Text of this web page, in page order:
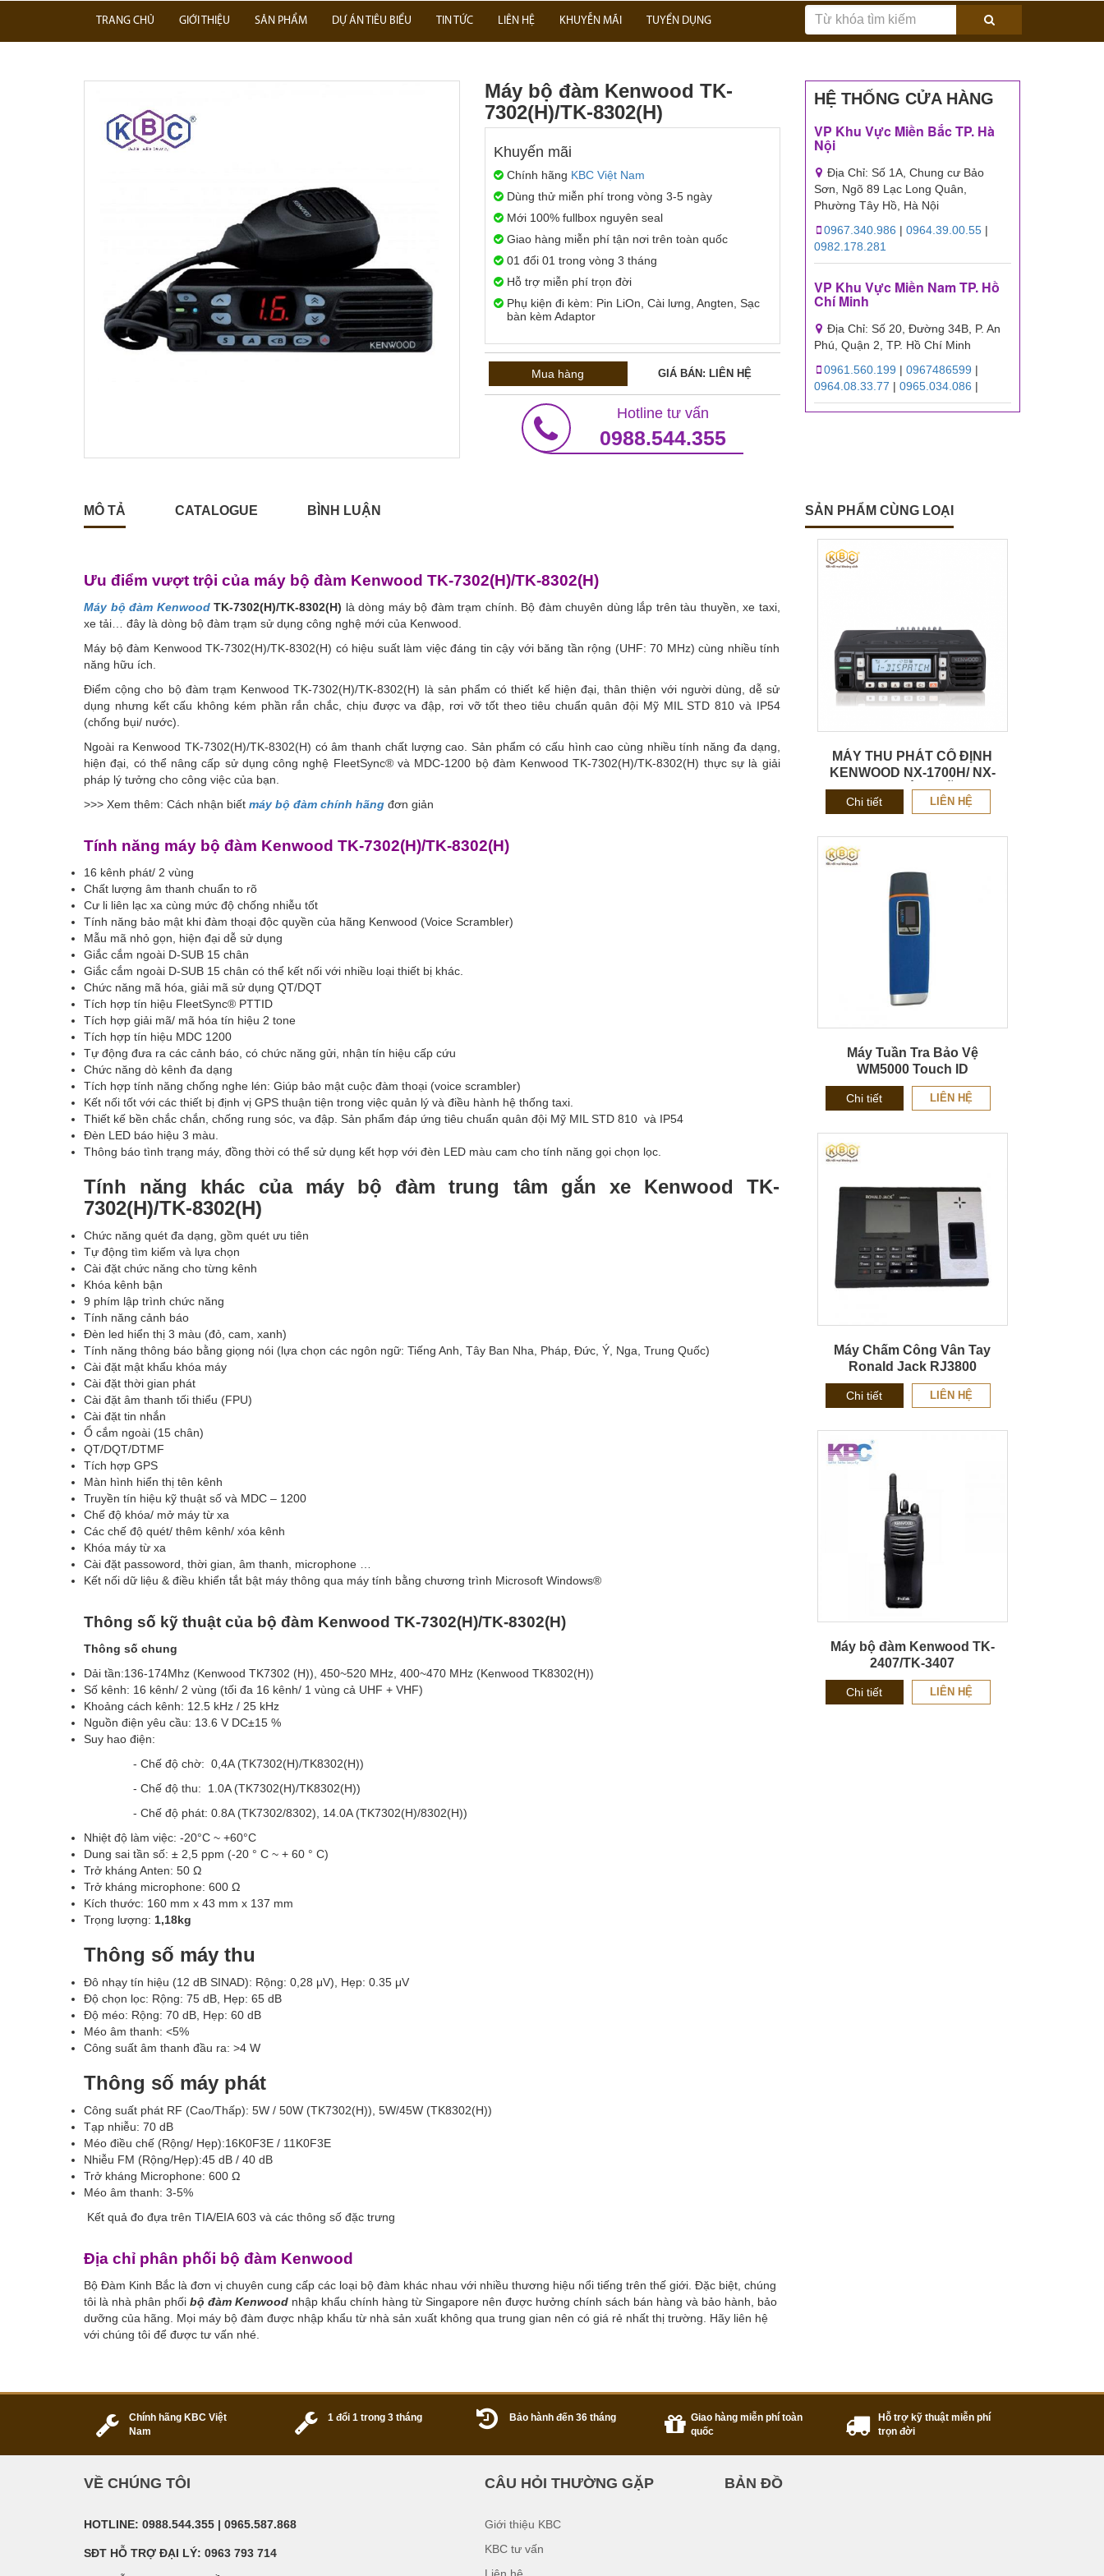
TRANG CHỦ GIỚI THIỆU SẢN PHẨM DỰ ÁN TIÊU BIỂU TIN TỨC LIÊN HỆ KHUYỄN MÃI TUYỂN DỤNG
Máy bộ đàm Kenwood TK-
7302(H)/TK-8302(H)
Khuyến mãi
Chính hãng KBC Việt Nam
Dùng thử miễn phí trong vòng 3-5 ngày
Mới 100% fullbox nguyên seal
Giao hàng miễn phí tận nơi trên toàn quốc
01 đổi 01 trong vòng 3 tháng
Hỗ trợ miễn phí trọn đời
Phụ kiện đi kèm: Pin LiOn, Cài lưng, Angten, Sạc
bàn kèm Adaptor
Mua hàng GIÁ BÁN: LIÊN HỆ
Hotline tư vấn
0988.544.355
HỆ THỐNG CỬA HÀNG
VP Khu Vực Miền Bắc TP. Hà
Nội
Địa Chỉ: Số 1A, Chung cư Bảo
Sơn, Ngõ 89 Lạc Long Quân,
Phường Tây Hồ, Hà Nội
0967.340.986 | 0964.39.00.55|
0982.178.281
VP Khu Vực Miền Nam TP. Hồ
Chí Minh
Địa Chỉ: Số 20, Đường 34B, P. An
Phú, Quận 2, TP. Hồ Chí Minh
0961.560.199 | 0967486599 |
0964.08.33.77 | 0965.034.086 |
MÔ TẢ CATALOGUE BÌNH LUẬN
Ưu điểm vượt trội của máy bộ đàm Kenwood TK-7302(H)/TK-8302(H)
Máy bộ đàm Kenwood TK-7302(H)/TK-8302(H) là dòng máy bộ đàm trạm chính. Bộ đàm chuyên dùng lắp trên tàu thuyền, xe taxi,
xe tải… đây là dòng bộ đàm trạm sử dụng công nghệ mới của Kenwood.
Máy bộ đàm Kenwood TK-7302(H)/TK-8302(H) có hiệu suất làm việc đáng tin cậy với băng tần rộng (UHF: 70 MHz) cùng nhiều tính
năng hữu ích.
Điểm cộng cho bộ đàm trạm Kenwood TK-7302(H)/TK-8302(H) là sản phẩm có thiết kế hiện đại, thân thiện với người dùng, dễ sử
dụng nhưng kết cấu không kém phần rắn chắc, chịu được va đập, rơi vỡ tốt theo tiêu chuẩn quân đội Mỹ MIL STD 810 và IP54
(chống bụi/ nước).
Ngoài ra Kenwood TK-7302(H)/TK-8302(H) có âm thanh chất lượng cao. Sản phẩm có cấu hình cao cùng nhiều tính năng đa dạng,
hiện đại, có thể nâng cấp sử dụng công nghệ FleetSync® và MDC-1200 bộ đàm Kenwood TK-7302(H)/TK-8302(H) thực sự là giải
pháp lý tưởng cho công việc của bạn.
>>> Xem thêm: Cách nhận biết máy bộ đàm chính hãng đơn giản
Tính năng máy bộ đàm Kenwood TK-7302(H)/TK-8302(H)
16 kênh phát/ 2 vùng
Chất lượng âm thanh chuẩn to rõ
Cư li liên lạc xa cùng mức độ chống nhiễu tốt
Tính năng bảo mật khi đàm thoại độc quyền của hãng Kenwood (Voice Scrambler)
Mẫu mã nhỏ gọn, hiện đại dễ sử dụng
Giắc cắm ngoài D-SUB 15 chân
Giắc cắm ngoài D-SUB 15 chân có thể kết nối với nhiều loại thiết bị khác.
Chức năng mã hóa, giải mã sử dụng QT/DQT
Tích hợp tín hiệu FleetSync® PTTID
Tích hợp giải mã/ mã hóa tín hiệu 2 tone
Tích hợp tín hiệu MDC 1200
Tự động đưa ra các cảnh báo, có chức năng gửi, nhận tín hiệu cấp cứu
Chức năng dò kênh đa dạng
Tích hợp tính năng chống nghe lén: Giúp bảo mật cuộc đàm thoại (voice scrambler)
Kết nối tốt với các thiết bị định vị GPS thuận tiện trong việc quản lý và điều hành hệ thống taxi.
Thiết kế bền chắc chắn, chống rung sóc, va đập. Sản phẩm đáp ứng tiêu chuẩn quân đội Mỹ MIL STD 810 và IP54
Đèn LED báo hiệu 3 màu.
Thông báo tình trạng máy, đồng thời có thể sử dụng kết hợp với đèn LED màu cam cho tính năng gọi chọn lọc.
Tính năng khác của máy bộ đàm trung tâm gắn xe Kenwood TK-
7302(H)/TK-8302(H)
Chức năng quét đa dạng, gồm quét ưu tiên
Tự động tìm kiếm và lựa chọn
Cài đặt chức năng cho từng kênh
Khóa kênh bận
9 phím lập trình chức năng
Tính năng cảnh báo
Đèn led hiển thị 3 màu (đỏ, cam, xanh)
Tính năng thông báo bằng giọng nói (lựa chọn các ngôn ngữ: Tiếng Anh, Tây Ban Nha, Pháp, Đức, Ý, Nga, Trung Quốc)
Cài đặt mật khẩu khóa máy
Cài đặt thời gian phát
Cài đặt âm thanh tối thiểu (FPU)
Cài đặt tin nhắn
Ổ cắm ngoài (15 chân)
QT/DQT/DTMF
Tích hợp GPS
Màn hình hiển thị tên kênh
Truyền tín hiệu kỹ thuật số và MDC – 1200
Chế độ khóa/ mở máy từ xa
Các chế độ quét/ thêm kênh/ xóa kênh
Khóa máy từ xa
Cài đặt passoword, thời gian, âm thanh, microphone …
Kết nối dữ liệu & điều khiển tắt bật máy thông qua máy tính bằng chương trình Microsoft Windows®
Thông số kỹ thuật của bộ đàm Kenwood TK-7302(H)/TK-8302(H)
Thông số chung
Dải tần:136-174Mhz (Kenwood TK7302 (H)), 450~520 MHz, 400~470 MHz (Kenwood TK8302(H))
Số kênh: 16 kênh/ 2 vùng (tối đa 16 kênh/ 1 vùng cả UHF + VHF)
Khoảng cách kênh: 12.5 kHz / 25 kHz
Nguồn điện yêu cầu: 13.6 V DC±15 %
Suy hao điện:
- Chế độ chờ: 0,4A (TK7302(H)/TK8302(H))
- Chế độ thu: 1.0A (TK7302(H)/TK8302(H))
- Chế độ phát: 0.8A (TK7302/8302), 14.0A (TK7302(H)/8302(H))
Nhiệt độ làm việc: -20°C ~ +60°C
Dung sai tần số: ± 2,5 ppm (-20 ° C ~ + 60 ° C)
Trở kháng Anten: 50 Ω
Trở kháng microphone: 600 Ω
Kích thước: 160 mm x 43 mm x 137 mm
Trọng lượng: 1,18kg
Thông số máy thu
Đô nhạy tín hiệu (12 dB SINAD): Rộng: 0,28 μV), Hẹp: 0.35 μV
Độ chọn lọc: Rộng: 75 dB, Hẹp: 65 dB
Độ méo: Rộng: 70 dB, Hẹp: 60 dB
Méo âm thanh: <5%
Công suất âm thanh đầu ra: >4 W
Thông số máy phát
Công suất phát RF (Cao/Thấp): 5W / 50W (TK7302(H)), 5W/45W (TK8302(H))
Tạp nhiễu: 70 dB
Méo điều chế (Rộng/ Hẹp):16K0F3E / 11K0F3E
Nhiễu FM (Rộng/Hẹp):45 dB / 40 dB
Trở kháng Microphone: 600 Ω
Méo âm thanh: 3-5%
Kết quả đo đựa trên TIA/EIA 603 và các thông số đặc trưng
Địa chỉ phân phối bộ đàm Kenwood
Bộ Đàm Kinh Bắc là đơn vị chuyên cung cấp các loại bộ đàm khác nhau với nhiều thương hiệu nổi tiếng trên thế giới. Đặc biệt, chúng
tôi là nhà phân phối bộ đàm Kenwood nhập khẩu chính hàng từ Singapore nên được hưởng chính sách bán hàng và bảo hành, bảo
dưỡng của hãng. Mọi máy bộ đàm được nhập khẩu từ nhà sản xuất không qua trung gian nên có giá rẻ nhất thị trường. Hãy liên hệ
với chúng tôi để được tư vấn nhé.
SẢN PHẨM CÙNG LOẠI
MÁY THU PHÁT CỐ ĐỊNH
KENWOOD NX-1700H/ NX-
1800H CHÍNH HÃNG
Chi tiết LIÊN HỆ
Máy Tuần Tra Bảo Vệ
WM5000 Touch ID
Chi tiết LIÊN HỆ
Máy Chấm Công Vân Tay
Ronald Jack RJ3800
Chi tiết LIÊN HỆ
Máy bộ đàm Kenwood TK-
2407/TK-3407
Chi tiết LIÊN HỆ
Chính hãng KBC Việt
Nam
1 đổi 1 trong 3 tháng Bảo hành đến 36 tháng
Giao hàng miễn phí toàn
quốc
Hỗ trợ kỹ thuật miễn phí
trọn đời
VỀ CHÚNG TÔI
HOTLINE: 0988.544.355 | 0965.587.868
SĐT HỖ TRỢ ĐẠI LÝ: 0963 793 714
CÂU HỎI THƯỜNG GẶP
Giới thiệu KBC
KBC tư vấn
BẢN ĐỒ